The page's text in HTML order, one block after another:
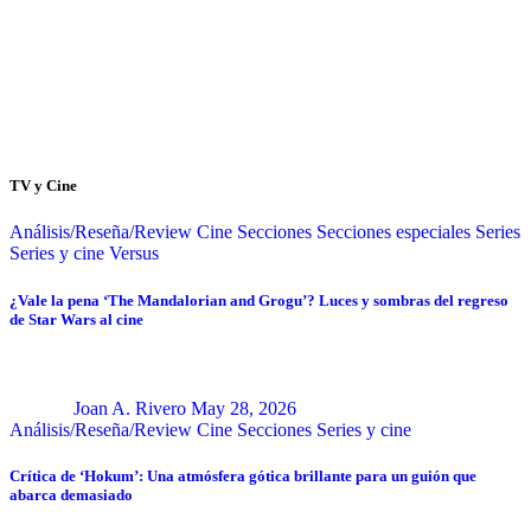
TV y Cine
Análisis/Reseña/Review Cine Secciones Secciones especiales Series
Series y cine Versus
¿Vale la pena ‘The Mandalorian and Grogu’? Luces y sombras del regreso
de Star Wars al cine
Joan A. Rivero May 28, 2026
Análisis/Reseña/Review Cine Secciones Series y cine
Crítica de ‘Hokum’: Una atmósfera gótica brillante para un guión que
abarca demasiado